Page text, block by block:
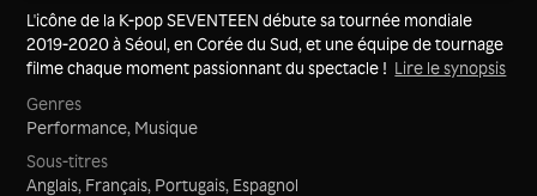
L'icône de la K-pop SEVENTEEN débute sa tournée mondiale
2019-2020 à Séoul, en Corée du Sud, et une équipe de tournage
filme chaque moment passionnant du spectacle ! Lire le synopsis
Genres
Performance, Musique
Sous-titres
Anglais, Français, Portugais, Espagnol